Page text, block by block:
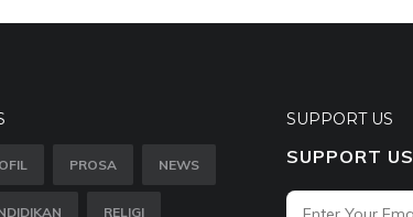
PROSA NEWS
RELIGI
SUPPORT US
SUPPORT US